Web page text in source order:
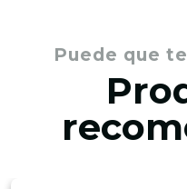
Puede que